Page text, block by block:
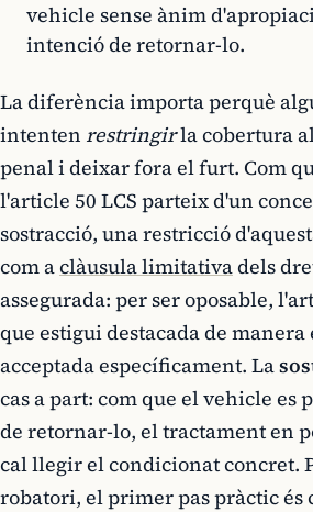
vehicle sense ànim
intenció de retornar-lo.
La diferència importa perquè
intenten restringirla cobertura
penal i deixar fora el furt. Com
l'article 50 LCS parteix d'un
sostracció, una restricció
com aclàusula limitativadels
assegurada: per ser oposable,
que estigui destacada de manera
acceptada específicament. La
cas a part: com que el vehicle es
de retornar-lo, el tractament en
cal llegir el condicionat concret.
robatori, el primer pas pràctic és